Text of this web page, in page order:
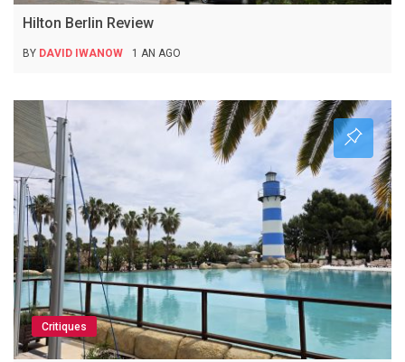
Hilton Berlin Review
BY DAVID IWANOW 1 AN AGO
Critiques